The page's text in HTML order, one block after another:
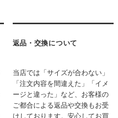
返品・交換について
当店では「サイズが合わない」
「注文内容を間違えた」「イメ
ージと違った」など、お客様の
ご都合による返品や交換もお受
けしております。安心してお買